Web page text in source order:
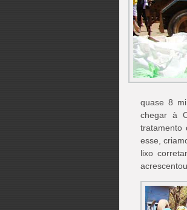
quase 8
chegar à
tratamento
esse,
lixo